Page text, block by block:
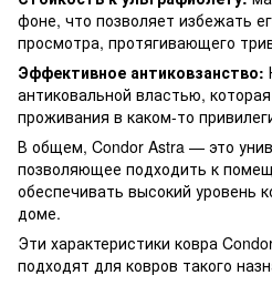
фоне, что позволяет избежать
просмотра, протягивающего
Эффективное антиковзанство:
антиковальной властью,
проживания в каком-то
В общем, Condor Astra — это
позволяющее подходить к
обеспечивать высокий уровень
доме.
Эти характеристики ковра
подходят для ковров такого